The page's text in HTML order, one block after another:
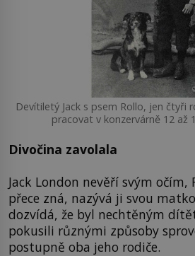
Devítiletý Jack s psem Rollo, jen čtyři
pracovat v konzervárně 12 až
Divočina zavolala
Jack London nevěří svým očím,
přece zná, nazývá ji svou
dozvídá, že byl nechtěným
pokusili různými způsoby
postupně oba jeho rodiče.